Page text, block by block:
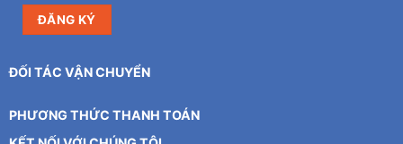
ĐỐI TÁC VẬN CHUYỂN
PHƯƠNG THỨC THANH TOÁN